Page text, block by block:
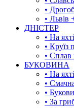
•
• Львів
ДНІСТЕР
• На
• Круїз
• Сплав
БУКОВИНА
• На
•
•
• За